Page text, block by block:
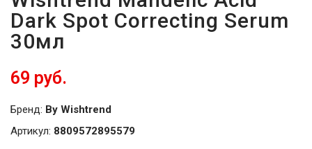
Dark Spot Correcting Serum
30мл
69 руб.
Бренд: By Wishtrend
Артикул: 8809572895579